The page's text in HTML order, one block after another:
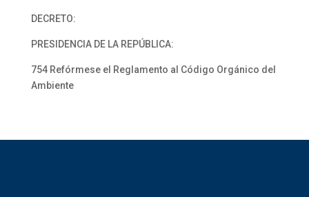
DECRETO:
PRESIDENCIA DE LA REPÚBLICA:
754 Refórmese el Reglamento al Código Orgánico del
Ambiente